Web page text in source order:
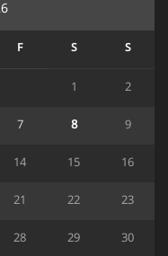
F S S
1 2
7 8 9
14 15 16
21 22 23
28 29 30